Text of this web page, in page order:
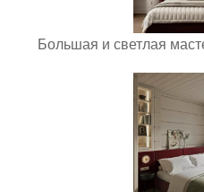
Большая и светлая